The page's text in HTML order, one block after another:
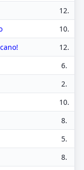
12.
10.
12.
6.
2.
10.
8.
5.
8.